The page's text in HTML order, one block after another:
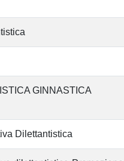
GINNASTICA
Dilettantistica